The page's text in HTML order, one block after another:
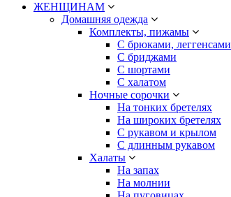
ЖЕНЩИНАМ
Домашняя одежда
Комплекты, пижамы
С брюками, леггенсами
С бриджами
С шортами
С халатом
Ночные сорочки
На тонких бретелях
На широких бретелях
С рукавом и крылом
С длинным рукавом
Халаты
На запах
На молнии